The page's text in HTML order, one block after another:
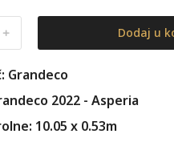
﹢ Dodaj u
Grandeco
2022 - Asperia
10.05 x 0.53m